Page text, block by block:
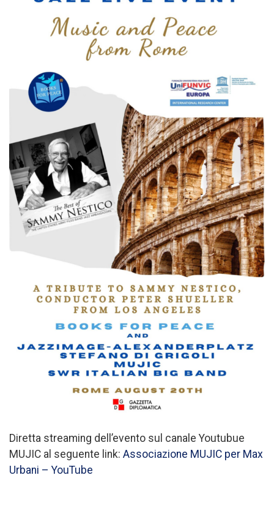
Diretta streaming dell’evento sul canale Youtubue
MUJIC al seguente link: Associazione MUJIC per Max
Urbani – YouTube